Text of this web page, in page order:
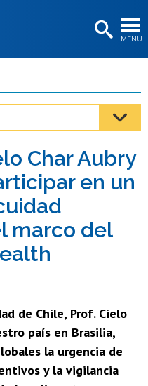
MENÚ
os
os
os
Char Aubry
en un
marco del
de Chile, Prof. Cielo
país en Brasilia,
la urgencia de
y la vigilancia